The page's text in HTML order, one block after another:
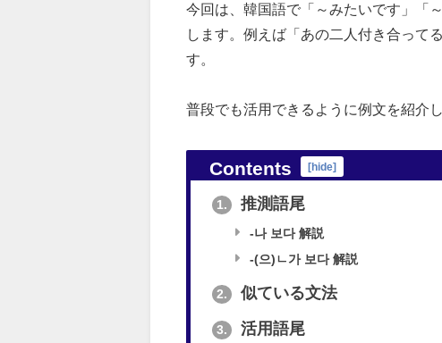
今回は、韓国語で「～みたいです」「
します。例えば「あの二人付き合って
す。
普段でも活用できるように例文を紹介
Contents [hide]
1. 推測語尾
-나 보다 解説
-(으)ㄴ가 보다 解説
2. 似ている文法
3. 活用語尾